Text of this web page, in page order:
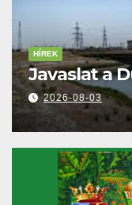
HÍREK
Javaslat a
2026-08-03